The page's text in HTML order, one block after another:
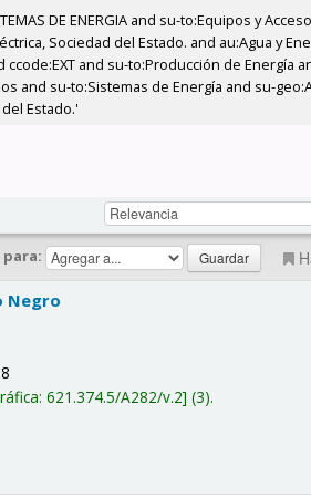
DE ENERGIA and su-to:Equipos y
Sociedad del Estado. and au:Agua y
and su-to:Producción de Energía
and su-to:Sistemas de Energía and su-
Estado.'
Negro
621.374.5/A282/v.2 (3).